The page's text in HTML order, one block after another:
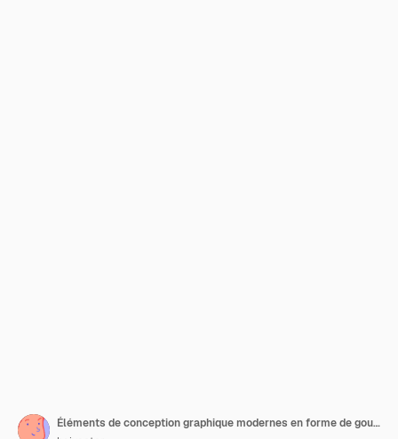
Éléments de conception graphique modernes en forme de gouttes fluides avec des lignes géométriques dégradées de bleu et de vert